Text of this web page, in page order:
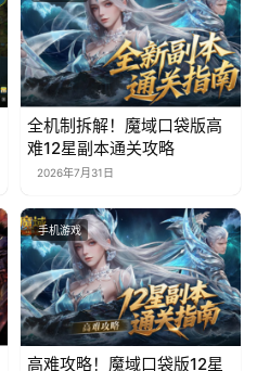
全机制拆解！魔域口袋版高
难12星副本通关攻略
2026年7月31日
手机游戏
高难攻略！魔域口袋版12星